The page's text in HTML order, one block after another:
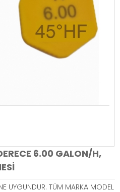
6.00 GALON/H,
UYGUNDUR. TÜM MARKA MODEL